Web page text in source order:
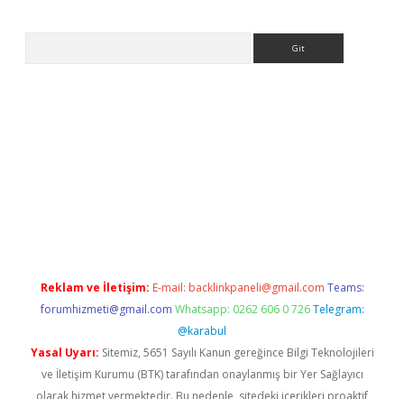
Reklam ve İletişim: E-mail: backlinkpaneli@gmail.com Teams:
forumhizmeti@gmail.com Whatsapp: 0262 606 0 726 Telegram:
@karabul
Yasal Uyarı: Sitemiz, 5651 Sayılı Kanun gereğince Bilgi Teknolojileri
ve İletişim Kurumu (BTK) tarafından onaylanmış bir Yer Sağlayıcı
olarak hizmet vermektedir. Bu nedenle, sitedeki içerikleri proaktif